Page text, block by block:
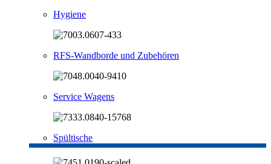
Hygiene
RFS-Wandborde und Zubehören
Service Wagens
Spültische